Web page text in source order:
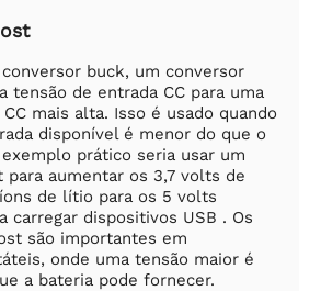
buck, um conversor
tensão de entrada CC para uma
mais alta. Isso é usado quando
disponível é menor do que o
prático seria usar um
para aumentar os 3,7 volts de
de lítio para os 5 volts
carregar dispositivos USB . Os
são importantes em
onde uma tensão maior é
a bateria pode fornecer.